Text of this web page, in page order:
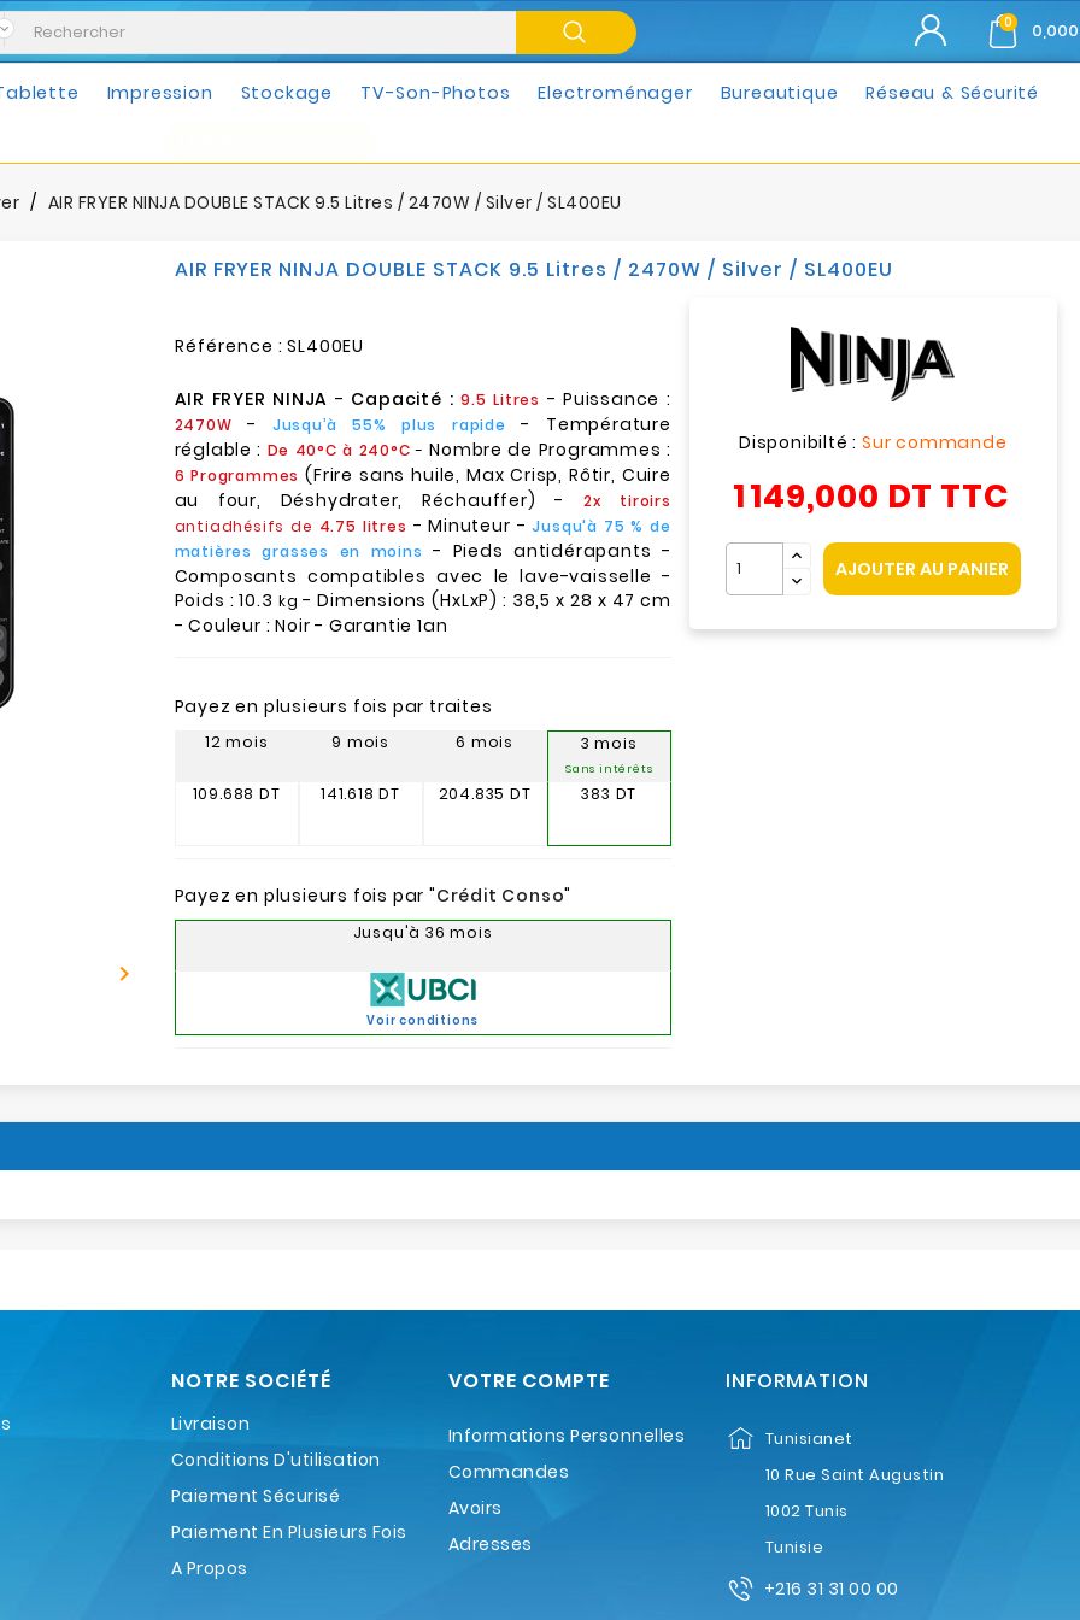
0
Impression Stockage TV-Son-Photos Electroménager Bureautique Réseau & Sécurité
AIR FRYER NINJA DOUBLE STACK 9.5 Litres / 2470W / Silver / SL400EU

AIR FRYER NINJA DOUBLE STACK 9.5 Litres / 2470W / Silver / SL400EU
Référence : SL400EU
AIR FRYER NINJA - Capacité : 9.5 Litres - Puissance :
2470W - Jusqu’à 55% plus rapide- Température
réglable : De 40°C à 240°C - Nombre de Programmes :
6 Programmes (Frire sans huile, Max Crisp, Rôtir, Cuire
au four, Déshydrater, Réchauffer) - 2x tiroirs
antiadhésifs de 4.75 litres - Minuteur -Jusqu'à 75 % de
matières grasses en moins- Pieds antidérapants -
Composants compatibles avec le lave-vaisselle -
Poids : 10.3 kg - Dimensions (HxLxP) : 38,5 x 28 x 47 cm
- Couleur : Noir - Garantie 1an
Disponibilté :Sur commande
1 149,000 DT TTC
AJOUTER AU PANIER
Payez en plusieurs fois par traites
12 mois
109.688 DT
9 mois
141.618 DT
6 mois
204.835 DT
3 mois
Sans intérêts
383 DT
Payez en plusieurs fois par "Crédit Conso"
Jusqu'à 36 mois
Voir conditions
NOTRE SOCIÉTÉ
Livraison
Conditions D'utilisation
Paiement Sécurisé
Paiement En Plusieurs Fois
A Propos
VOTRE COMPTE
Informations Personnelles
Commandes
Avoirs
Adresses
INFORMATION
Tunisianet
10 Rue Saint Augustin
1002 Tunis
Tunisie
+216 31 31 00 00